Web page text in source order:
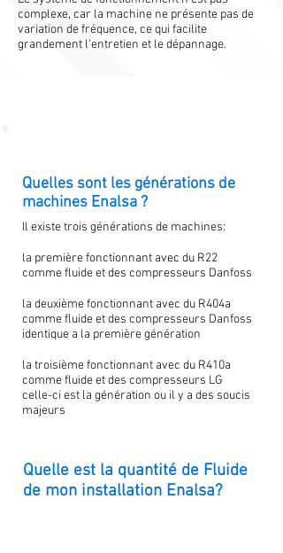
complexe, car la machine ne présente pas de
variation de fréquence, ce qui facilite
grandement l'entretien et le dépannage.
Quelles sont les générations de
machines Enalsa ?
Il existe trois générations de machines:
la première fonctionnant avec du R22
comme fluide et des compresseurs Danfoss
la deuxième fonctionnant avec du R404a
comme fluide et des compresseurs Danfoss
identique a la première génération
la troisième fonctionnant avec du R410a
comme fluide et des compresseurs LG
celle-ci est la génération ou il y a des soucis
majeurs
Quelle est la quantité de Fluide
de mon installation Enalsa?